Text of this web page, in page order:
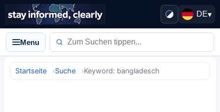
DE▾
Menu
Startseite Suche Keyword: bangladesch